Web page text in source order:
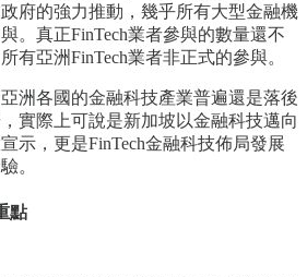
府的強力推動，幾乎所有大型金融機
。真正FinTech業者參與的數量還不
有亞洲FinTech業者非正式的參與。
洲各國的金融科技產業普遍還是落後
實際上可說是新加坡以金融科技邁向
示，更是FinTech金融科技佈局發展
。
點